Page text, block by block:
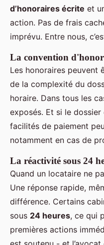
d’honoraires écrite et
action. Pas de frais
imprévu. Entre nous,
La convention
Les honoraires
de la complexité du
horaire. Dans tous les
exposés. Et si le
facilités de paiement
notamment en cas de
La réactivité sous 24
Quand un locataire ne
Une réponse rapide,
différence. Certains
sous 24 heures, ce qui
premières actions